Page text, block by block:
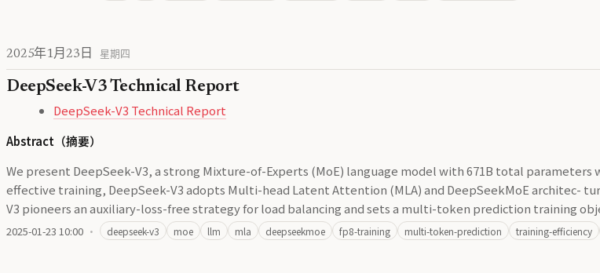
2025年1月23日 星期四
DeepSeek-V3 Technical Report
DeepSeek-V3 Technical Report
Abstract（摘要）
We present DeepSeek-V3, a strong Mixture-of-Experts (MoE) language model with 671B total
effective training, DeepSeek-V3 adopts Multi-head Latent Attention (MLA) and DeepSeekMoE architec-
V3 pioneers an auxiliary-loss-free strategy for load balancing and sets a multi-token prediction training
2025-01-23 10:00 · deepseek-v3 moe llm mla deepseekmoe fp8-training multi-token-prediction training-efficiency